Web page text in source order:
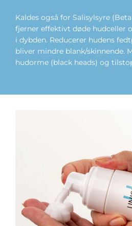
Kaldes også for Salisylsyre
fjerner effektivt døde hudceller
i dybden. Reducerer hudens
bliver mindre blank/skinnende.
hudorme (black heads) og